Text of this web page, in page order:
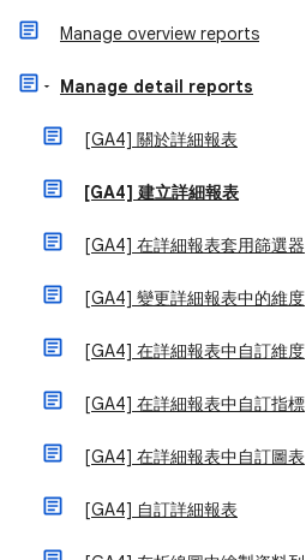
Manage overview reports
Manage detail reports
[GA4] 關於詳細報表
[GA4] 建立詳細報表
[GA4] 在詳細報表套用篩選器
[GA4] 變更詳細報表中的維度
[GA4] 在詳細報表中自訂維度
[GA4] 在詳細報表中自訂指標
[GA4] 在詳細報表中自訂圖表
[GA4] 自訂詳細報表